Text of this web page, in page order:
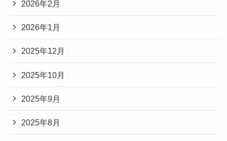
2026年2月
2026年1月
2025年12月
2025年10月
2025年9月
2025年8月